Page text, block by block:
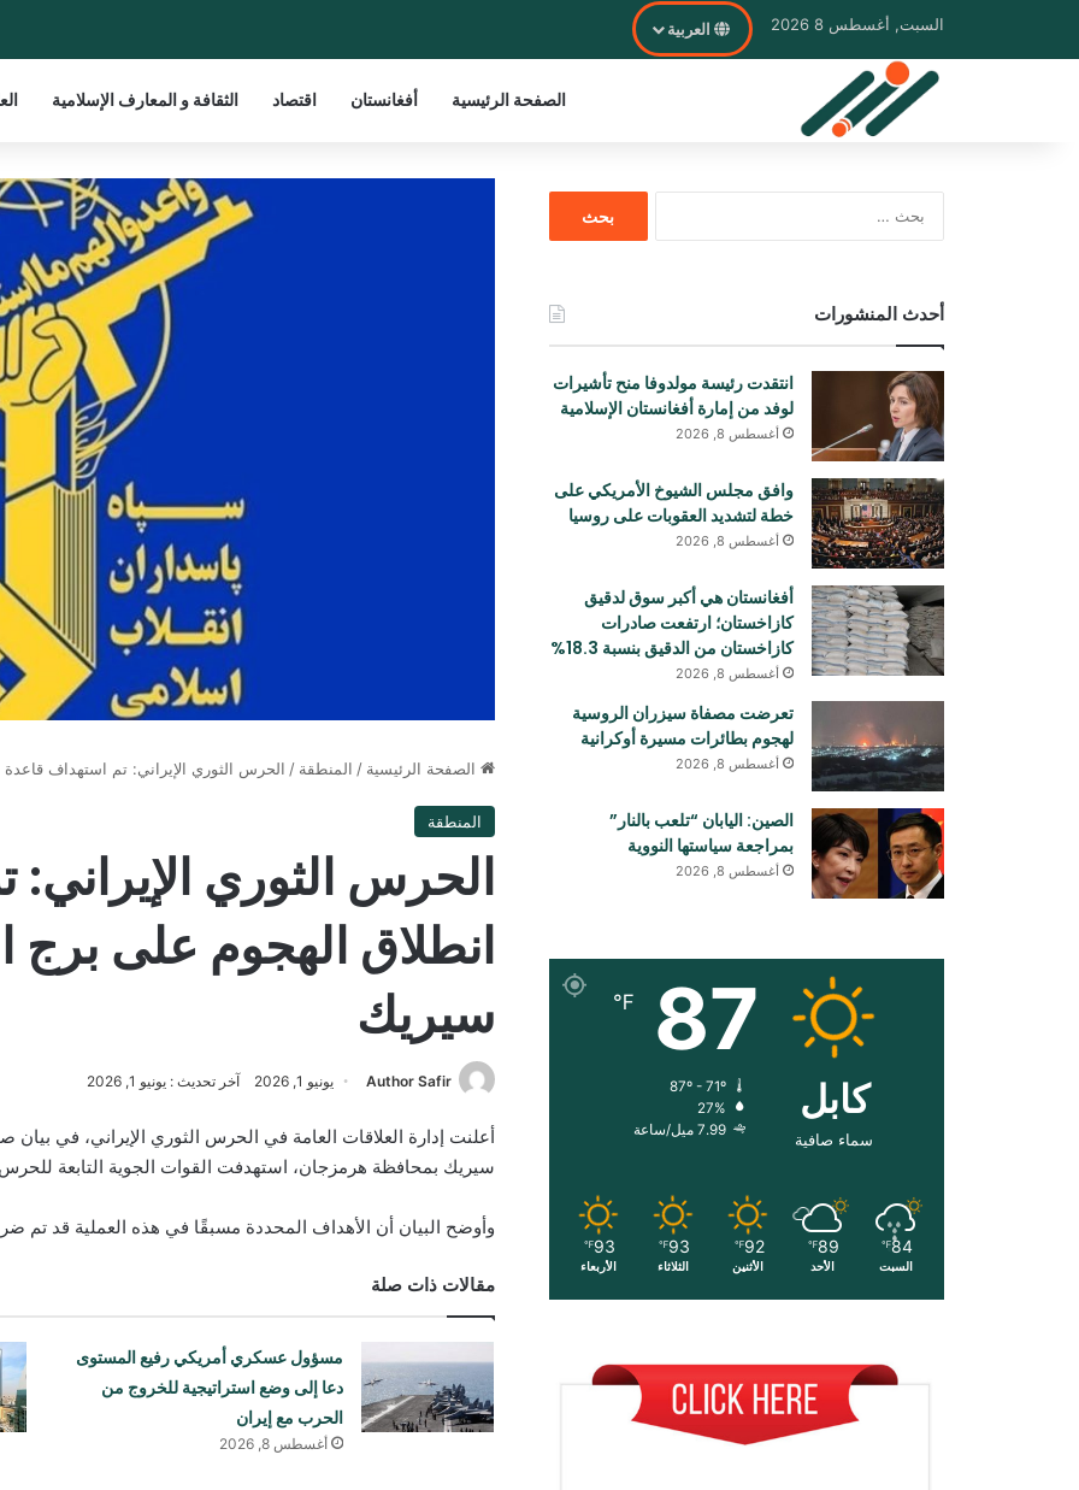
السبت, أغسطس 8 2026 العربية
الصفحة الرئيسية أفغانستان اقتصاد الثقافة و المعارف الإسلامية
الصفحة الرئيسية / المنطقة / الحرس الثوري الإيراني: تم استهداف
المنطقة
الحرس الثوري
انطلاق الهجوم على برج
سيريك
Author Safir يونيو 1, 2026 آخر تحديث : يونيو 1, 2026
أعلنت إدارة العلاقات العامة في الحرس الثوري الإيراني، في
سيريك بمحافظة هرمزجان، استهدفت القوات الجوية التابعة للحرس
وأوضح البيان أن الأهداف المحددة مسبقًا في هذه العملية قد تم
مقالات ذات صلة
مسؤول عسكري أمريكي رفيع المستوى
دعا إلى وضع استراتيجية للخروج من
الحرب مع إيران
أغسطس 8, 2026
أحدث المنشورات
انتقدت رئيسة مولدوفا منح تأشيرات
لوفد من إمارة أفغانستان الإسلامية
أغسطس 8, 2026
وافق مجلس الشيوخ الأمريكي على
خطة لتشديد العقوبات على روسيا
أغسطس 8, 2026
أفغانستان هي أكبر سوق لدقيق
كازاخستان؛ ارتفعت صادرات
كازاخستان من الدقيق بنسبة 18.3%
أغسطس 8, 2026
تعرضت مصفاة سيزران الروسية
لهجوم بطائرات مسيرة أوكرانية
أغسطس 8, 2026
الصين: اليابان “تلعب بالنار”
بمراجعة سياستها النووية
أغسطس 8, 2026
کابل
سماء صافية
87
℉
27%
7.99 ميل/ساعة
84
℉
السبت
89
℉
الأحد
92
℉
الأثنين
93
℉
الثلاثاء
93
℉
الأربعاء